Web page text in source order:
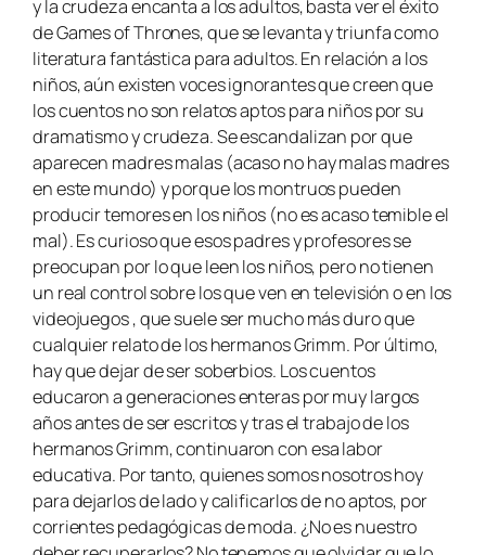
y la crudeza encanta a los adultos, basta ver el éxito
deGames of Thrones, que se levanta y triunfa como
literatura fantástica para adultos. En relación a los
niños, aún existen voces ignorantes que creen que
los cuentos no son relatos aptos para niños por su
dramatismo y crudeza. Se escandalizan por que
aparecen madres malas (acaso no hay malas madres
en este mundo) y porque los montruos pueden
producir temores en los niños (no es acaso temible el
mal). Es curioso que esos padres y profesores se
preocupan por lo que leen los niños, pero no tienen
un real control sobre los que ven en televisión o en los
videojuegos , que suele ser mucho más duro que
cualquier relato de los hermanos Grimm. Por último,
hay que dejar de ser soberbios. Los cuentos
educaron a generaciones enteras por muy largos
años antes de ser escritos y tras el trabajo de los
hermanos Grimm, continuaron con esa labor
educativa. Por tanto, quienes somos nosotros hoy
para dejarlos de lado y calificarlos de no aptos, por
corrientes pedagógicas de moda. ¿No es nuestro